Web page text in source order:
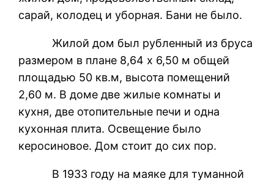
сарай, колодец и уборная. Бани не было.
Жилой дом был рубленный из бруса
размером в плане 8,64 х 6,50 м общей
площадью 50 кв.м, высота помещений
2,60 м. В доме две жилые комнаты и
кухня, две отопительные печи и одна
кухонная плита. Освещение было
керосиновое. Дом стоит до сих пор.
В 1933 году на маяке для туманной